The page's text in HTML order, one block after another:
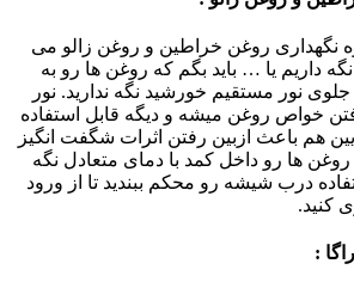
نگهداری روغن خراطین و روغن زالو می
داریم یا … باید بگم که روغن ها رو به
نور مستقیم خورشید نگه ندارید. نور
خواص روغن میشه و دیگه قابل استفاده
هم باعث ازبین رفتن اثرات شگفت انگیز
روغن ها رو داخل کمد با دمای متعادل نگه
درب شیشه رو محکم ببندید تا از ورود
کنید.
: